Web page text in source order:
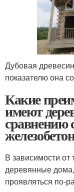
Дубовая
показателю она
Какие
имеют
В зависимости от
деревянные
проявляться по-